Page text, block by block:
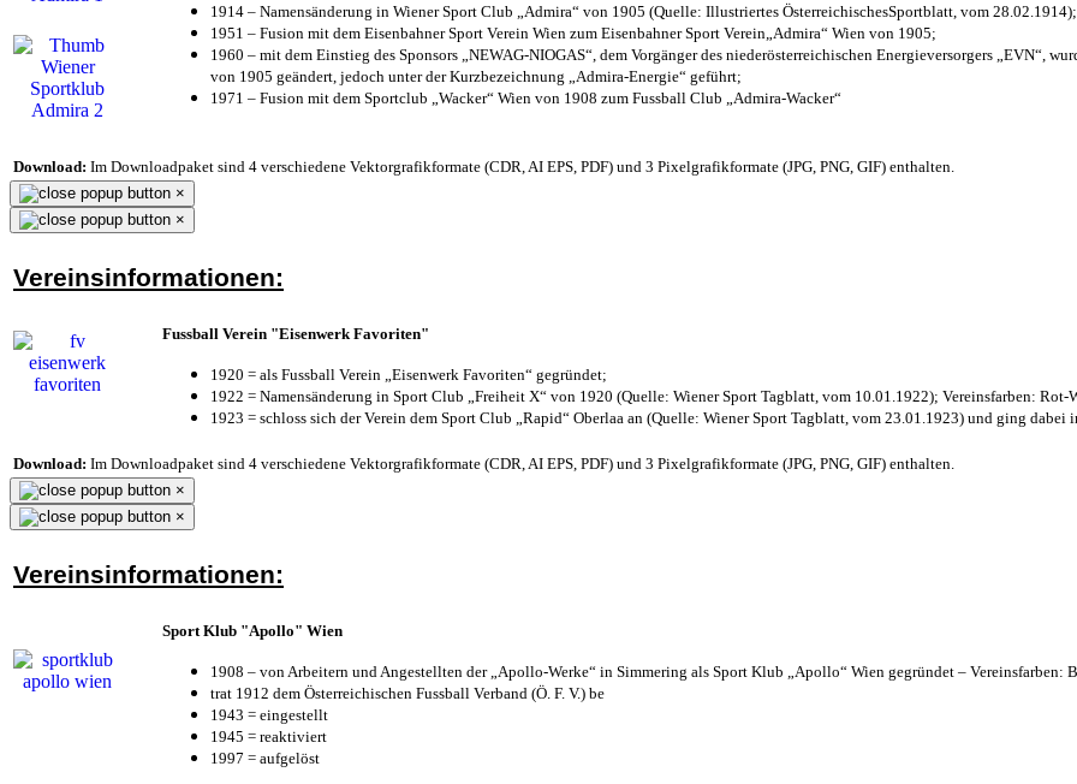
1914 – Namensänderung in Wiener Sport Club „Admira“ von 1905 (Quelle: Illustriertes ÖsterreichischesSportblatt, vom 28.02.1914);
1951 – Fusion mit dem Eisenbahner Sport Verein Wien zum Eisenbahner Sport Verein„Admira“ Wien von 1905;
1960 – mit dem Einstieg des Sponsors „NEWAG-NIOGAS“, dem Vorgänger des niederösterreichischen Energieversorgers „EVN“,
von 1905 geändert, jedoch unter der Kurzbezeichnung „Admira-Energie“ geführt;
1971 – Fusion mit dem Sportclub „Wacker“ Wien von 1908 zum Fussball Club „Admira-Wacker“
Download: Im Downloadpaket sind 4 verschiedene Vektorgrafikformate (CDR, AI EPS, PDF) und 3 Pixelgrafikformate (JPG, PNG, GIF) enthalten.
×
×
Vereinsinformationen:
Fussball Verein "Eisenwerk Favoriten"
1920 = als Fussball Verein „Eisenwerk Favoriten“ gegründet;
1922 = Namensänderung in Sport Club „Freiheit X“ von 1920 (Quelle: Wiener Sport Tagblatt, vom 10.01.1922); Vereinsfarben: Rot-
1923 = schloss sich der Verein dem Sport Club „Rapid“ Oberlaa an (Quelle: Wiener Sport Tagblatt, vom 23.01.1923) und ging dabei
Download: Im Downloadpaket sind 4 verschiedene Vektorgrafikformate (CDR, AI EPS, PDF) und 3 Pixelgrafikformate (JPG, PNG, GIF) enthalten.
×
×
Vereinsinformationen:
Sport Klub "Apollo" Wien
1908 – von Arbeitern und Angestellten der „Apollo-Werke“ in Simmering als Sport Klub „Apollo“ Wien gegründet – Vereinsfarben:
trat 1912 dem Österreichischen Fussball Verband (Ö. F. V.) be
1943 = eingestellt
1945 = reaktiviert
1997 = aufgelöst